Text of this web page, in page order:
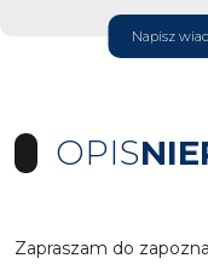
Napisz
OPIS
Zapraszam do